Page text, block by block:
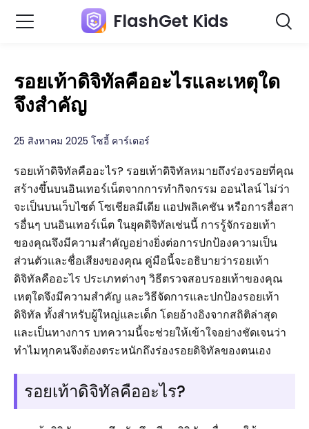
FlashGet Kids
รอยเท้าดิจิทัลคืออะไรและเหตุใด
จึงสำคัญ
25 สิงหาคม 2025 โซอี้ คาร์เตอร์
รอยเท้าดิจิทัลคืออะไร? รอยเท้าดิจิทัลหมายถึงร่องรอยที่คุณ
สร้างขึ้นบนอินเทอร์เน็ตจากการทำกิจกรรม ออนไลน์ ไม่ว่า
จะเป็นบนเว็บไซต์ โซเชียลมีเดีย แอปพลิเคชัน หรือการสื่อสา
รอื่นๆ บนอินเทอร์เน็ต ในยุคดิจิทัลเช่นนี้ การรู้จักรอยเท้า
ของคุณจึงมีความสำคัญอย่างยิ่งต่อการปกป้องความเป็น
ส่วนตัวและชื่อเสียงของคุณ คู่มือนี้จะอธิบายว่ารอยเท้า
ดิจิทัลคืออะไร ประเภทต่างๆ วิธีตรวจสอบรอยเท้าของคุณ
เหตุใดจึงมีความสำคัญ และวิธีจัดการและปกป้องรอยเท้า
ดิจิทัล ทั้งสำหรับผู้ใหญ่และเด็ก โดยอ้างอิงจากสถิติล่าสุด
และเป็นทางการ บทความนี้จะช่วยให้เข้าใจอย่างชัดเจนว่า
ทำไมทุกคนจึงต้องตระหนักถึงร่องรอยดิจิทัลของตนเอง
รอยเท้าดิจิทัลคืออะไร?